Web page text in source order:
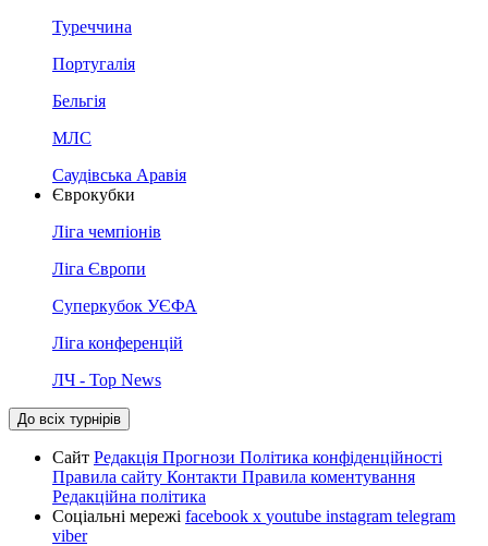
Туреччина
Португалія
Бельгія
МЛС
Саудівська Аравія
Єврокубки
Ліга чемпіонів
Ліга Європи
Суперкубок УЄФА
Ліга конференцій
ЛЧ - Top News
До всіх турнірів
Сайт Редакція Прогнози Політика конфіденційності
Правила сайту Контакти Правила коментування
Редакційна політика
Соціальні мережі facebook x youtube instagram telegram
viber